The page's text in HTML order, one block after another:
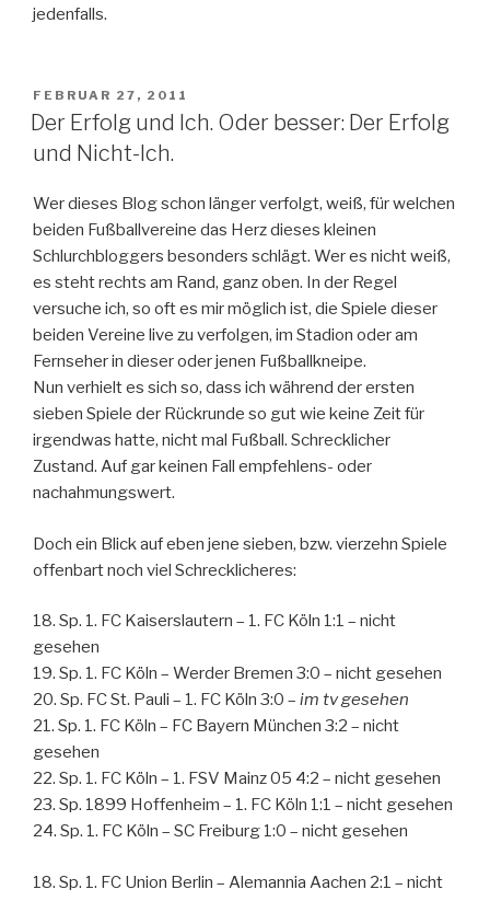
jedenfalls.
VERÖFFENTLICHT
AM
FEBRUAR 27, 2011
Der Erfolg und Ich. Oder besser: Der Erfolg
und Nicht-Ich.
Wer dieses Blog schon länger verfolgt, weiß, für welchen
beiden Fußballvereine das Herz dieses kleinen
Schlurchbloggers besonders schlägt. Wer es nicht weiß,
es steht rechts am Rand, ganz oben. In der Regel
versuche ich, so oft es mir möglich ist, die Spiele dieser
beiden Vereine live zu verfolgen, im Stadion oder am
Fernseher in dieser oder jenen Fußballkneipe.
Nun verhielt es sich so, dass ich während der ersten
sieben Spiele der Rückrunde so gut wie keine Zeit für
irgendwas hatte, nicht mal Fußball. Schrecklicher
Zustand. Auf gar keinen Fall empfehlens- oder
nachahmungswert.
Doch ein Blick auf eben jene sieben, bzw. vierzehn Spiele
offenbart noch viel Schrecklicheres:
18. Sp. 1. FC Kaiserslautern – 1. FC Köln 1:1 – nicht
gesehen
19. Sp. 1. FC Köln – Werder Bremen 3:0 – nicht gesehen
20. Sp. FC St. Pauli – 1. FC Köln 3:0 – im tv gesehen
21. Sp. 1. FC Köln – FC Bayern München 3:2 – nicht
gesehen
22. Sp. 1. FC Köln – 1. FSV Mainz 05 4:2 – nicht gesehen
23. Sp. 1899 Hoffenheim – 1. FC Köln 1:1 – nicht gesehen
24. Sp. 1. FC Köln – SC Freiburg 1:0 – nicht gesehen
18. Sp. 1. FC Union Berlin – Alemannia Aachen 2:1 – nicht